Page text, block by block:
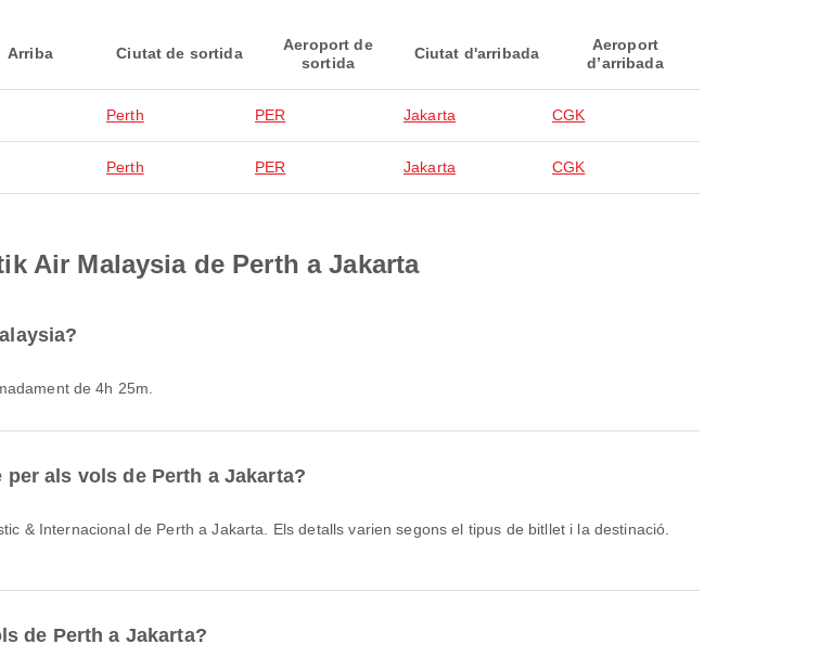
Arriba Ciutat de sortida
Aeroport de
sortida
Ciutat d'arribada
Aeroport
d’arribada
Perth PER Jakarta CGK
Perth PER Jakarta CGK
Air Malaysia de Perth a Jakarta
de 4h 25m.
als vols de Perth a Jakarta?
de Perth a Jakarta?